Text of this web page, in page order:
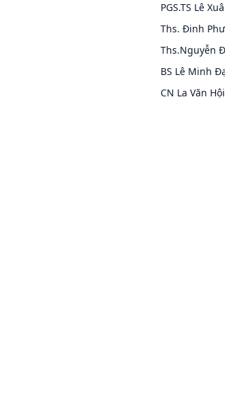
PGS.TS Lê
Ths. Đinh
Ths.Nguyễn
BS Lê Minh
CN La Văn